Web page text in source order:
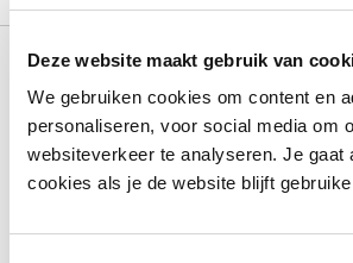
Deze website maakt gebruik van
We gebruiken cookies om content en
personaliseren, voor social media om
websiteverkeer te analyseren. Je gaat
cookies als je de website blijft
Alternatieven
Vergelijk